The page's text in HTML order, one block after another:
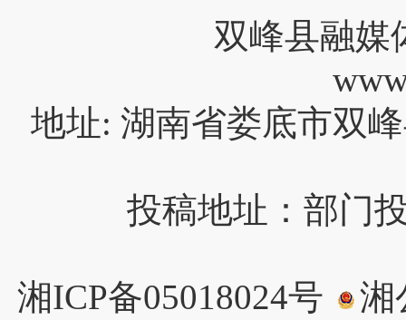
双峰县融媒
地址: 湖南省娄底市双
投稿地址：部门
湘ICP备05018024号
湘